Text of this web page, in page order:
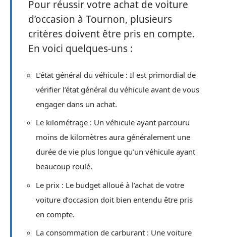
Pour réussir votre achat de voiture
d’occasion à Tournon, plusieurs
critères doivent être pris en compte.
En voici quelques-uns :
L’état général du véhicule : Il est primordial de
vérifier l’état général du véhicule avant de vous
engager dans un achat.
Le kilométrage : Un véhicule ayant parcouru
moins de kilomètres aura généralement une
durée de vie plus longue qu’un véhicule ayant
beaucoup roulé.
Le prix : Le budget alloué à l’achat de votre
voiture d’occasion doit bien entendu être pris
en compte.
La consommation de carburant : Une voiture